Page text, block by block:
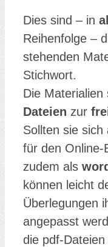
Dies sind – in
Reihenfolge –
stehenden
Stichwort.
Die Materialien
Dateien zur
Sollten sie sich
für den Online-
zudem als
können leicht
Überlegungen
angepasst
die pdf-Dateien